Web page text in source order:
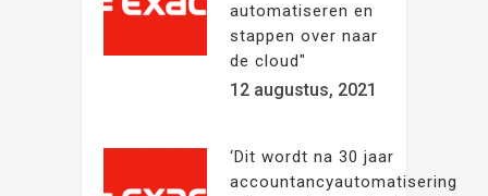
automatiseren en
stappen over naar
de cloud"
12 augustus, 2021
‘Dit wordt na 30 jaar
accountancyautomatisering